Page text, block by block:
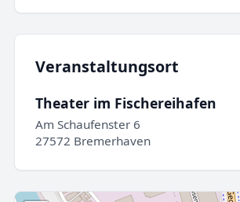
Veranstaltungsort
Theater im Fischereihafen
Am Schaufenster 6
27572 Bremerhaven